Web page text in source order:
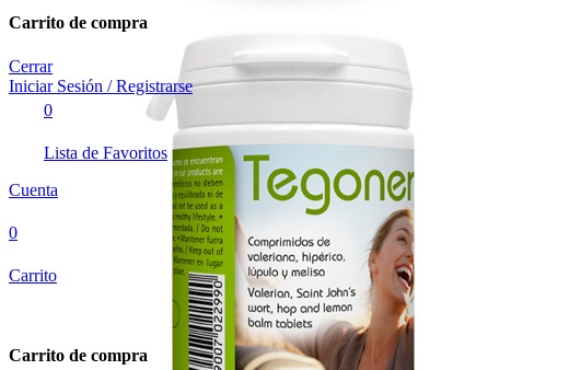
Carrito de compra
Cerrar
Iniciar Sesión / Registrarse
0
Lista de Favoritos
Cuenta
0
Carrito
Carrito de compra